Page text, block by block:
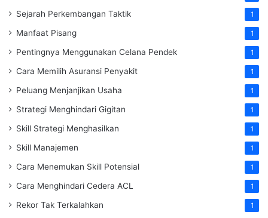
Sejarah Perkembangan Taktik 1
Manfaat Pisang 1
Pentingnya Menggunakan Celana Pendek 1
Cara Memilih Asuransi Penyakit 1
Peluang Menjanjikan Usaha 1
Strategi Menghindari Gigitan 1
Skill Strategi Menghasilkan 1
Skill Manajemen 1
Cara Menemukan Skill Potensial 1
Cara Menghindari Cedera ACL 1
Rekor Tak Terkalahkan 1